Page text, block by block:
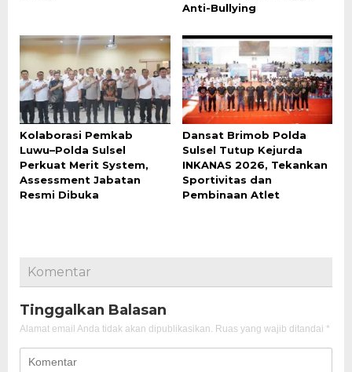
Anti-Bullying
Kolaborasi Pemkab
Luwu–Polda Sulsel
Perkuat Merit System,
Assessment Jabatan
Resmi Dibuka
Dansat Brimob Polda
Sulsel Tutup Kejurda
INKANAS 2026, Tekankan
Sportivitas dan
Pembinaan Atlet
Komentar
Tinggalkan Balasan
Alamat email Anda tidak akan dipublikasikan. Ruas yang wajib ditandai *